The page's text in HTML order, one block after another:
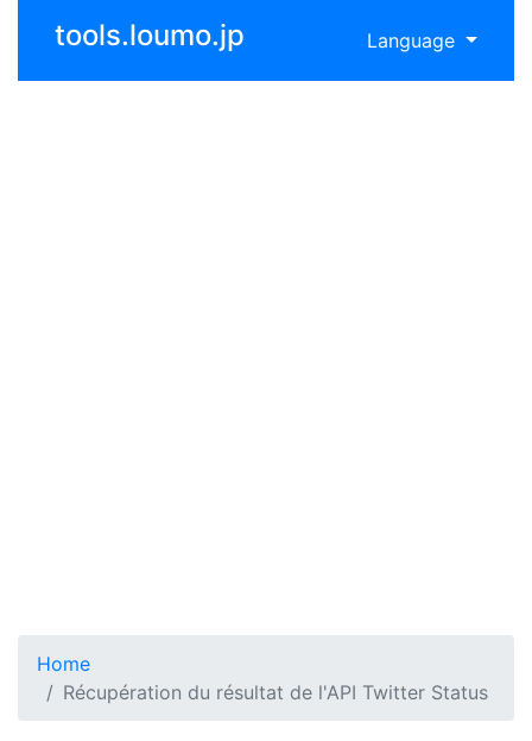
tools.loumo.jp Language
Home
Récupération du résultat de l'API Twitter Status